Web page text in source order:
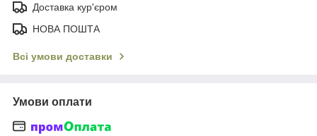
Доставка кур'єром
НОВА ПОШТА
Всі умови доставки
Умови оплати